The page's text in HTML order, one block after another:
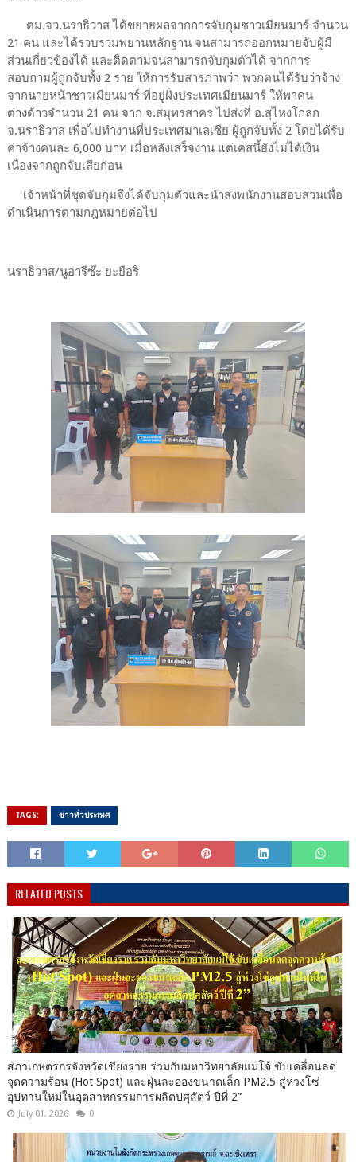
ตม.จว.นราธิวาส ได้ขยายผลจากการจับกุมชาวเมียนมาร์ จำนวน
21 คน และได้รวบรวมพยานหลักฐาน จนสามารถออกหมายจับผู้มี
ส่วนเกี่ยวข้องได้ และติดตามจนสามารถจับกุมตัวได้ จากการ
สอบถามผู้ถูกจับทั้ง 2 ราย ให้การรับสารภาพว่า พวกตนได้รับว่าจ้าง
จากนายหน้าชาวเมียนมาร์ ที่อยู่ฝั่งประเทศเมียนมาร์ ให้พาคน
ต่างด้าวจำนวน 21 คน จาก จ.สมุทรสาคร ไปส่งที่ อ.สุไหงโกลก
จ.นราธิวาส เพื่อไปทำงานที่ประเทศมาเลเซีย ผู้ถูกจับทั้ง 2 โดยได้รับ
ค่าจ้างคนละ 6,000 บาท เมื่อหลังเสร็จงาน แต่เคสนี้ยังไม่ได้เงิน
เนื่องจากถูกจับเสียก่อน
เจ้าหน้าที่ชุดจับกุมจึงได้จับกุมตัวและนำส่งพนักงานสอบสวนเพื่อ
ดำเนินการตามกฎหมายต่อไป
นราธิวาส/นูอารีซ๊ะ ยะยือริ
TAGS: ข่าวทั่วประเทศ
RELATED POSTS
สภาเกษตรกรจังหวัดเชียงราย ร่วมกับมหาวิทยาลัยแม่โจ้ ขับเคลื่อนลด
จุดความร้อน (Hot Spot) และฝุ่นละอองขนาดเล็ก PM2.5 สู่ห่วงโซ่
อุปทานใหม่ในอุตสาหกรรมการผลิตปศุสัตว์ ปีที่ 2”
July 01, 2026 0